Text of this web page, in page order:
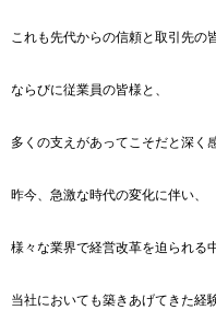
これも先代からの信頼と取引先の
ならびに従業員の皆様と、
多くの支えがあってこそだと深く
昨今、急激な時代の変化に伴い、
様々な業界で経営改革を迫られる中
当社においても築きあげてきた経